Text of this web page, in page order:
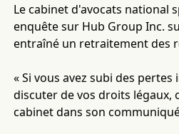
Le cabinet d'avocats national
enquête sur Hub Group Inc.
entraîné un retraitement des
« Si vous avez subi des
discuter de vos droits légaux,
cabinet dans son